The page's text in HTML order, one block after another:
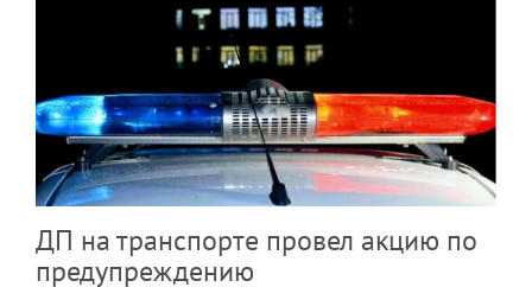
ДП на транспорте провел акцию по
предупреждению